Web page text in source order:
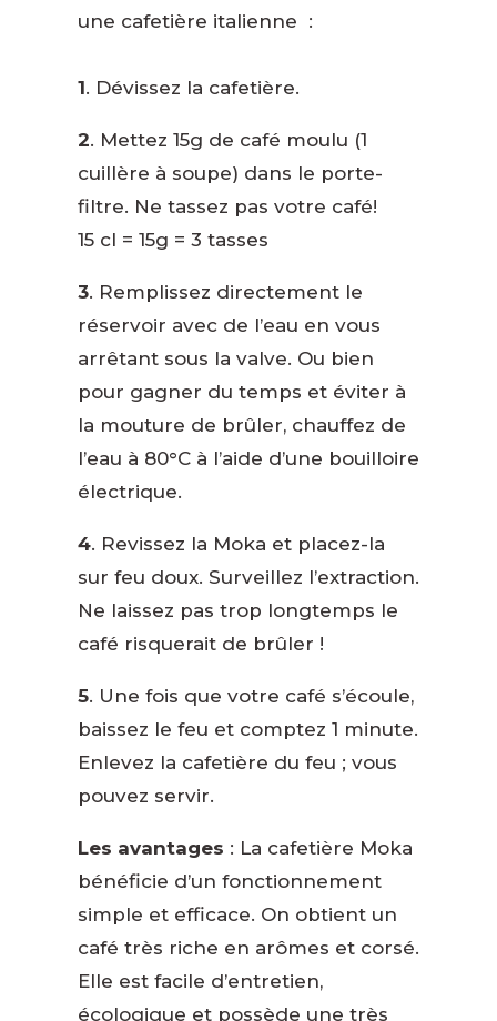
une cafetière italienne :
1. Dévissez la cafetière.
2. Mettez 15g de café moulu (1
cuillère à soupe) dans le porte-
filtre. Ne tassez pas votre café!
15 cl = 15g = 3 tasses
3. Remplissez directement le
réservoir avec de l’eau en vous
arrêtant sous la valve. Ou bien
pour gagner du temps et éviter à
la mouture de brûler, chauffez de
l’eau à 80°C à l’aide d’une bouilloire
électrique.
4. Revissez la Moka et placez-la
sur feu doux. Surveillez l’extraction.
Ne laissez pas trop longtemps le
café risquerait de brûler !
5. Une fois que votre café s’écoule,
baissez le feu et comptez 1 minute.
Enlevez la cafetière du feu ; vous
pouvez servir.
Les avantages : La cafetière Moka
bénéficie d’un fonctionnement
simple et efficace. On obtient un
café très riche en arômes et corsé.
Elle est facile d’entretien,
écologique et possède une très